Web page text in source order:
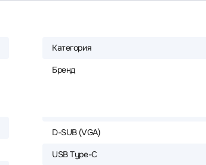
Категория
Бренд
D-SUB (VGA)
USB Type-C